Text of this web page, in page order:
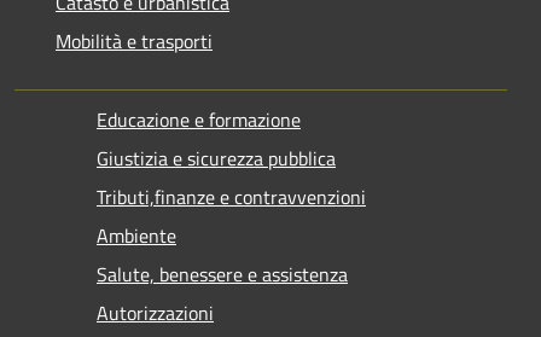
Mobilità e trasporti
Educazione e formazione
Giustizia e sicurezza pubblica
Tributi,finanze e contravvenzioni
Ambiente
Salute, benessere e assistenza
Autorizzazioni